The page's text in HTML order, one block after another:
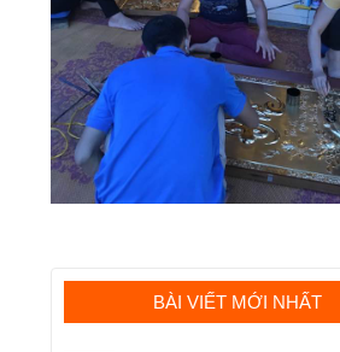
BÀI VIẾT MỚI NHẤT